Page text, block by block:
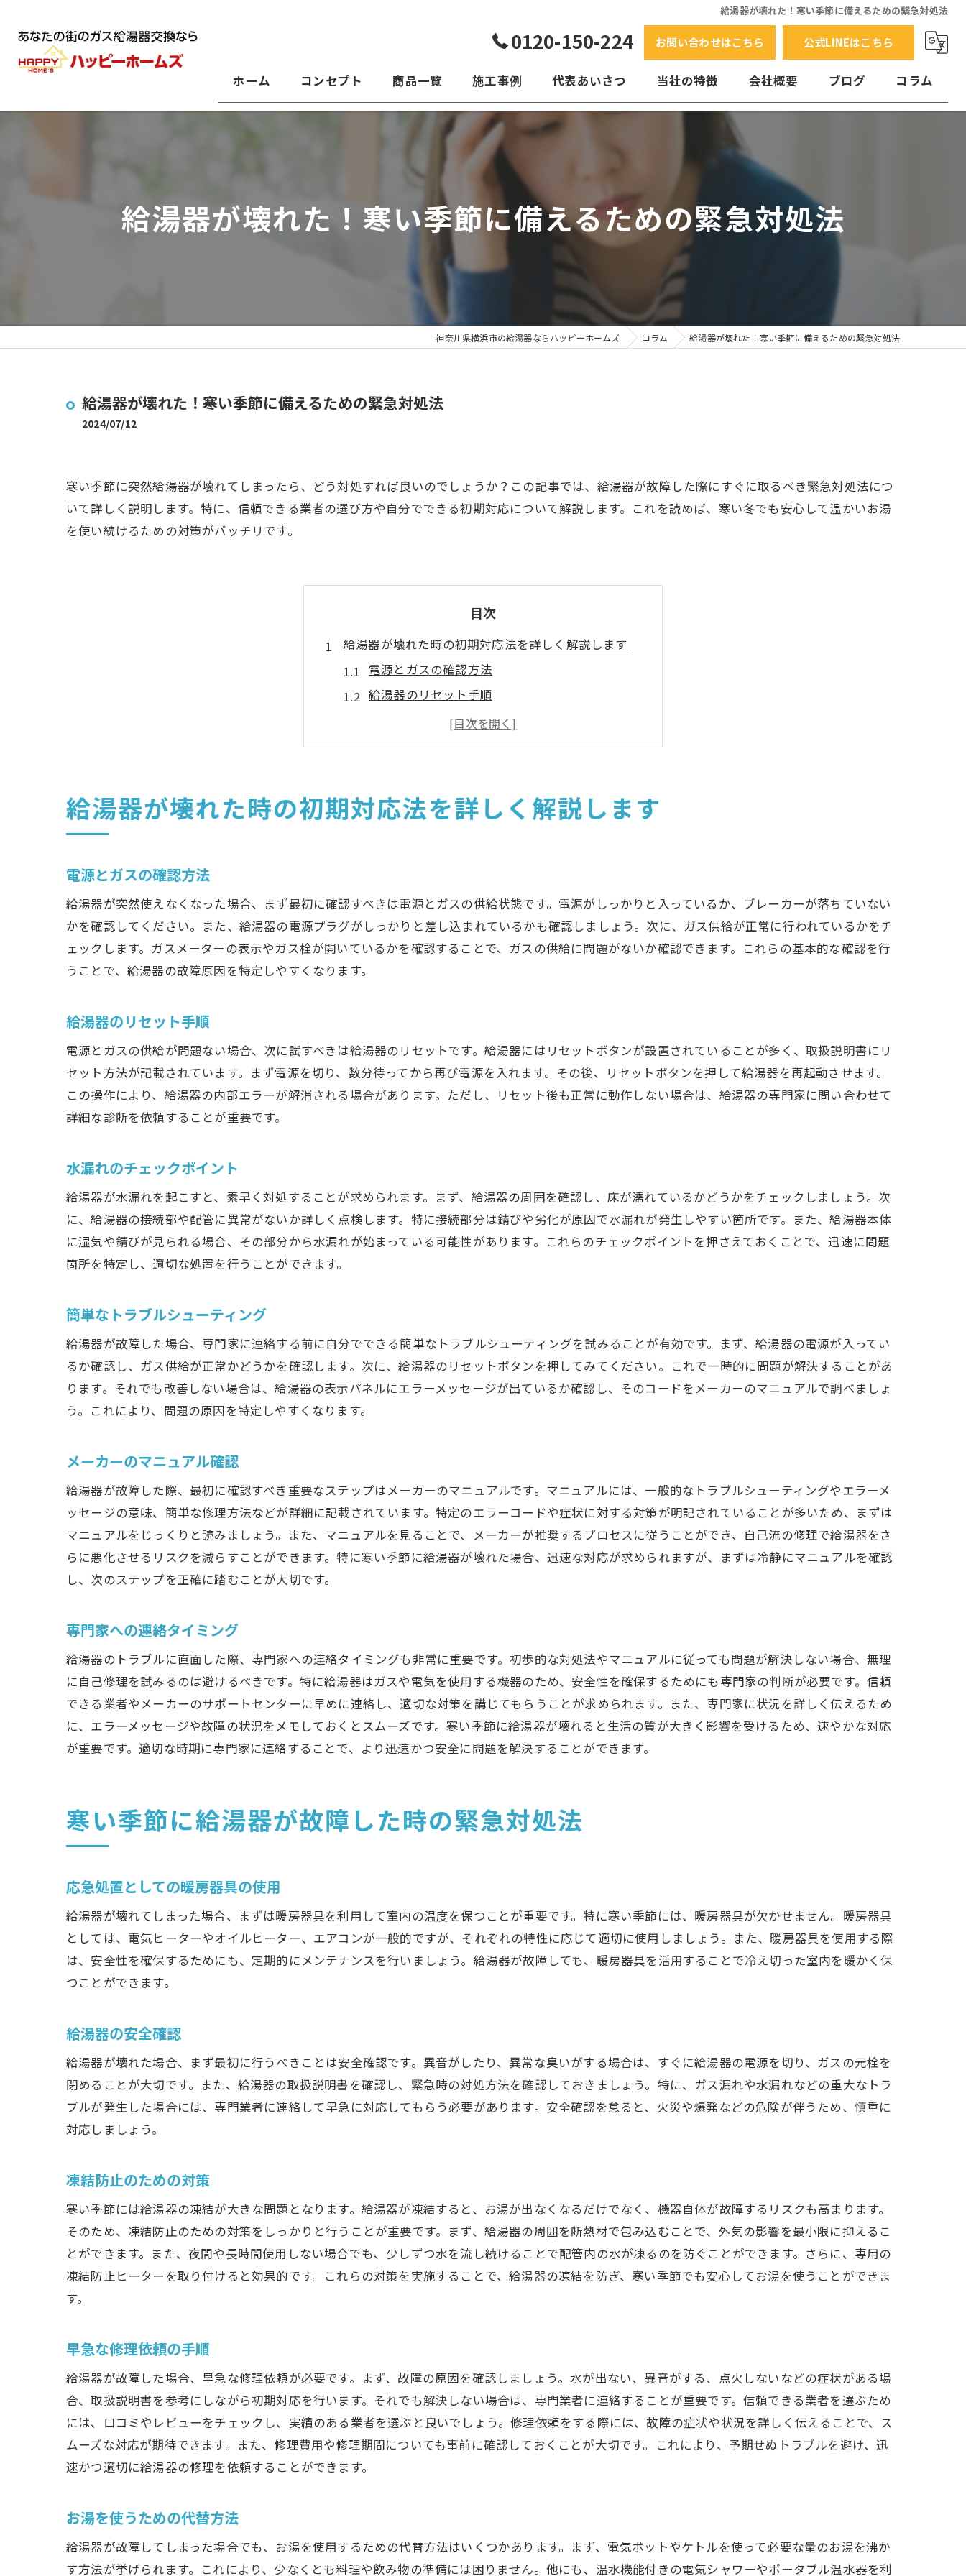
給湯器が壊れた！寒い季節に備えるための緊急対処法
0120-150-224 お問い合わせはこちら 公式LINEはこちら
ホーム コンセプト 商品一覧
よくある質問
施工事例 代表あいさつ 当社の特徴
故障
会社概要 ブログ コラム
給湯器が壊れた！寒い季節に備えるための緊急対処法
神奈川県横浜市の給湯器ならハッピーホームズ コラム 給湯器が壊れた！寒い季節に備えるための緊急対処法
給湯器が壊れた！寒い季節に備えるための緊急対処法
2024/07/12
寒い季節に突然給湯器が壊れてしまったら、どう対処すれば良いのでしょうか？この記事では、給湯器が故障した際にすぐに取るべき緊急対処法につ
いて詳しく説明します。特に、信頼できる業者の選び方や自分でできる初期対応について解説します。これを読めば、寒い冬でも安心して温かいお湯
を使い続けるための対策がバッチリです。
目次
給湯器が壊れた時の初期対応法を詳しく解説します
電源とガスの確認方法
給湯器のリセット手順
水漏れのチェックポイント
簡単なトラブルシューティング
専門家への連絡タイミング
寒い季節に給湯器が故障した時の緊急対処法
凍結防止のための対策
早急な修理依頼の手順
お湯を使うための代替方法
口コミとレビューの活用方法
資格と経験の確認手順
緊急対応が可能な業者の探し方
簡単な修理手順と注意点
給湯器のフィルター掃除方法
リセットボタンの使い方
寒い冬でも安心！給湯器の故障時に取るべき対策
代替となる暖房器具の利用
お湯不足時の生活ハック
定期メンテナンスの重要性
給湯器が故障した時の業者選びのポイントと注意点
業者の信頼性評価基準
保証内容の確認ポイント
ユーザーレビューの活用方法
給湯器の故障に対する迅速かつ効果的な対応方法
緊急対応の初動ポイント
故障原因の迅速な特定方法
故障再発防止のための対策
エラーメッセージの解読方法
異常音の原因特定
給湯器が壊れた時の初期対応法を詳しく解説します
電源とガスの確認方法
給湯器が突然使えなくなった場合、まず最初に確認すべきは電源とガスの供給状態です。電源がしっかりと入っているか、ブレーカーが落ちていない
かを確認してください。また、給湯器の電源プラグがしっかりと差し込まれているかも確認しましょう。次に、ガス供給が正常に行われているかをチ
ェックします。ガスメーターの表示やガス栓が開いているかを確認することで、ガスの供給に問題がないか確認できます。これらの基本的な確認を行
うことで、給湯器の故障原因を特定しやすくなります。
給湯器のリセット手順
電源とガスの供給が問題ない場合、次に試すべきは給湯器のリセットです。給湯器にはリセットボタンが設置されていることが多く、取扱説明書にリ
セット方法が記載されています。まず電源を切り、数分待ってから再び電源を入れます。その後、リセットボタンを押して給湯器を再起動させます。
この操作により、給湯器の内部エラーが解消される場合があります。ただし、リセット後も正常に動作しない場合は、給湯器の専門家に問い合わせて
詳細な診断を依頼することが重要です。
水漏れのチェックポイント
給湯器が水漏れを起こすと、素早く対処することが求められます。まず、給湯器の周囲を確認し、床が濡れているかどうかをチェックしましょう。次
に、給湯器の接続部や配管に異常がないか詳しく点検します。特に接続部分は錆びや劣化が原因で水漏れが発生しやすい箇所です。また、給湯器本体
に湿気や錆びが見られる場合、その部分から水漏れが始まっている可能性があります。これらのチェックポイントを押さえておくことで、迅速に問題
箇所を特定し、適切な処置を行うことができます。
簡単なトラブルシューティング
給湯器が故障した場合、専門家に連絡する前に自分でできる簡単なトラブルシューティングを試みることが有効です。まず、給湯器の電源が入ってい
るか確認し、ガス供給が正常かどうかを確認します。次に、給湯器のリセットボタンを押してみてください。これで一時的に問題が解決することがあ
ります。それでも改善しない場合は、給湯器の表示パネルにエラーメッセージが出ているか確認し、そのコードをメーカーのマニュアルで調べましょ
う。これにより、問題の原因を特定しやすくなります。
メーカーのマニュアル確認
給湯器が故障した際、最初に確認すべき重要なステップはメーカーのマニュアルです。マニュアルには、一般的なトラブルシューティングやエラーメ
ッセージの意味、簡単な修理方法などが詳細に記載されています。特定のエラーコードや症状に対する対策が明記されていることが多いため、まずは
マニュアルをじっくりと読みましょう。また、マニュアルを見ることで、メーカーが推奨するプロセスに従うことができ、自己流の修理で給湯器をさ
らに悪化させるリスクを減らすことができます。特に寒い季節に給湯器が壊れた場合、迅速な対応が求められますが、まずは冷静にマニュアルを確認
し、次のステップを正確に踏むことが大切です。
専門家への連絡タイミング
給湯器のトラブルに直面した際、専門家への連絡タイミングも非常に重要です。初歩的な対処法やマニュアルに従っても問題が解決しない場合、無理
に自己修理を試みるのは避けるべきです。特に給湯器はガスや電気を使用する機器のため、安全性を確保するためにも専門家の判断が必要です。信頼
できる業者やメーカーのサポートセンターに早めに連絡し、適切な対策を講じてもらうことが求められます。また、専門家に状況を詳しく伝えるため
に、エラーメッセージや故障の状況をメモしておくとスムーズです。寒い季節に給湯器が壊れると生活の質が大きく影響を受けるため、速やかな対応
が重要です。適切な時期に専門家に連絡することで、より迅速かつ安全に問題を解決することができます。
寒い季節に給湯器が故障した時の緊急対処法
応急処置としての暖房器具の使用
給湯器が壊れてしまった場合、まずは暖房器具を利用して室内の温度を保つことが重要です。特に寒い季節には、暖房器具が欠かせません。暖房器具
としては、電気ヒーターやオイルヒーター、エアコンが一般的ですが、それぞれの特性に応じて適切に使用しましょう。また、暖房器具を使用する際
は、安全性を確保するためにも、定期的にメンテナンスを行いましょう。給湯器が故障しても、暖房器具を活用することで冷え切った室内を暖かく保
つことができます。
給湯器の安全確認
給湯器が壊れた場合、まず最初に行うべきことは安全確認です。異音がしたり、異常な臭いがする場合は、すぐに給湯器の電源を切り、ガスの元栓を
閉めることが大切です。また、給湯器の取扱説明書を確認し、緊急時の対処方法を確認しておきましょう。特に、ガス漏れや水漏れなどの重大なトラ
ブルが発生した場合には、専門業者に連絡して早急に対応してもらう必要があります。安全確認を怠ると、火災や爆発などの危険が伴うため、慎重に
対応しましょう。
凍結防止のための対策
寒い季節には給湯器の凍結が大きな問題となります。給湯器が凍結すると、お湯が出なくなるだけでなく、機器自体が故障するリスクも高まります。
そのため、凍結防止のための対策をしっかりと行うことが重要です。まず、給湯器の周囲を断熱材で包み込むことで、外気の影響を最小限に抑えるこ
とができます。また、夜間や長時間使用しない場合でも、少しずつ水を流し続けることで配管内の水が凍るのを防ぐことができます。さらに、専用の
凍結防止ヒーターを取り付けると効果的です。これらの対策を実施することで、給湯器の凍結を防ぎ、寒い季節でも安心してお湯を使うことができま
す。
早急な修理依頼の手順
給湯器が故障した場合、早急な修理依頼が必要です。まず、故障の原因を確認しましょう。水が出ない、異音がする、点火しないなどの症状がある場
合、取扱説明書を参考にしながら初期対応を行います。それでも解決しない場合は、専門業者に連絡することが重要です。信頼できる業者を選ぶため
には、口コミやレビューをチェックし、実績のある業者を選ぶと良いでしょう。修理依頼をする際には、故障の症状や状況を詳しく伝えることで、ス
ムーズな対応が期待できます。また、修理費用や修理期間についても事前に確認しておくことが大切です。これにより、予期せぬトラブルを避け、迅
速かつ適切に給湯器の修理を依頼することができます。
お湯を使うための代替方法
給湯器が故障してしまった場合でも、お湯を使用するための代替方法はいくつかあります。まず、電気ポットやケトルを使って必要な量のお湯を沸か
す方法が挙げられます。これにより、少なくとも料理や飲み物の準備には困りません。他にも、温水機能付きの電気シャワーやポータブル温水器を利